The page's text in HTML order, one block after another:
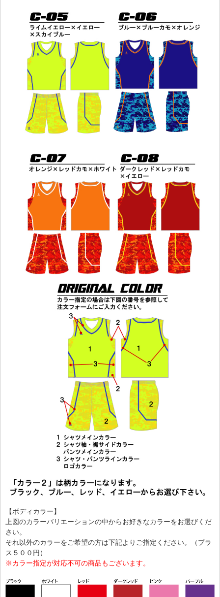
【ボディカラー】
上図のカラーバリエーションの中からお好きなカラーをお選びくだ
さい。
それ以外のカラーをご希望の方は下記よりご指定ください。（プラ
ス５００円）
※カラー指定が対応不可の商品もございます。